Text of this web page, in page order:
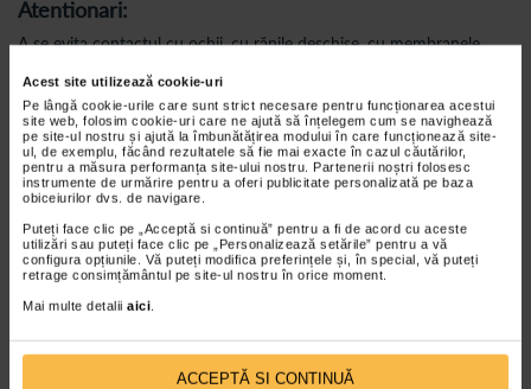
Acest site utilizează cookie-uri
Pe lângă cookie-urile care sunt strict necesare pentru funcționarea acestui
site web, folosim cookie-uri care ne ajută să înțelegem cum se navighează
pe site-ul nostru și ajută la îmbunătățirea modului în care funcționează site-
ul, de exemplu, făcând rezultatele să fie mai exacte în cazul căutărilor,
pentru a măsura performanța site-ului nostru. Partenerii noștri folosesc
instrumente de urmărire pentru a oferi publicitate personalizată pe baza
obiceiurilor dvs. de navigare.
Puteți face clic pe „Acceptă si continuă” pentru a fi de acord cu aceste
utilizări sau puteți face clic pe „Personalizează setările” pentru a vă
configura opțiunile. Vă puteți modifica preferințele și, în special, vă puteți
retrage consimțământul pe site-ul nostru în orice moment.
Mai multe detalii aici.
ACCEPTĂ SI CONTINUĂ
Atentionari:
A se evita contactul cu ochii, cu rănile deschise, cu membranele
arsurile grave.
A nu se utiliza în cazul bebelușilor sau copiilor mici.
A nu se bandaja după aplicare.
A se folosi doar pentru uz extern.
A nu se folosi de către femeile însărcinate sau care alăptează decât
cu acordul medicului specialist.
În caz de înghițire, mergeți de urgență la medic.
dintre ingrediente.
Efecte secundare:
Dacă simptomele se agravează sau apare sângerare, consultați
În cazuri rare, pot apărea reacții cutanate alergice.